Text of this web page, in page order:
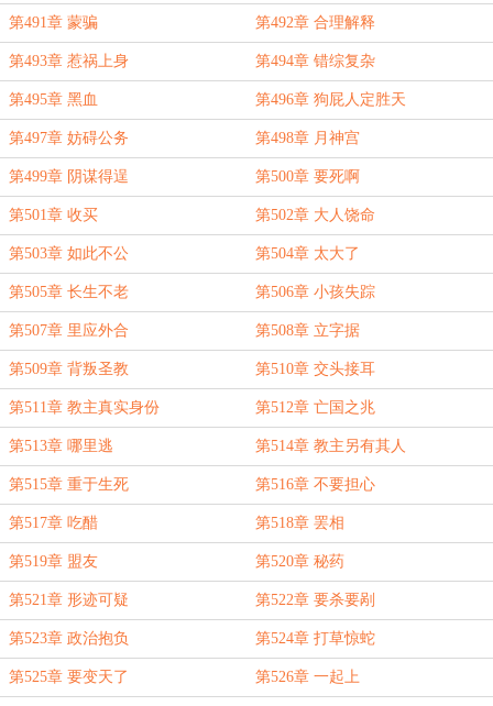
第491章 蒙骗 第492章 合理解释
第493章 惹祸上身 第494章 错综复杂
第495章 黑血 第496章 狗屁人定胜天
第497章 妨碍公务 第498章 月神宫
第499章 阴谋得逞 第500章 要死啊
第501章 收买 第502章 大人饶命
第503章 如此不公 第504章 太大了
第505章 长生不老 第506章 小孩失踪
第507章 里应外合 第508章 立字据
第509章 背叛圣教 第510章 交头接耳
第511章 教主真实身份 第512章 亡国之兆
第513章 哪里逃 第514章 教主另有其人
第515章 重于生死 第516章 不要担心
第517章 吃醋 第518章 罢相
第519章 盟友 第520章 秘药
第521章 形迹可疑 第522章 要杀要剐
第523章 政治抱负 第524章 打草惊蛇
第525章 要变天了 第526章 一起上